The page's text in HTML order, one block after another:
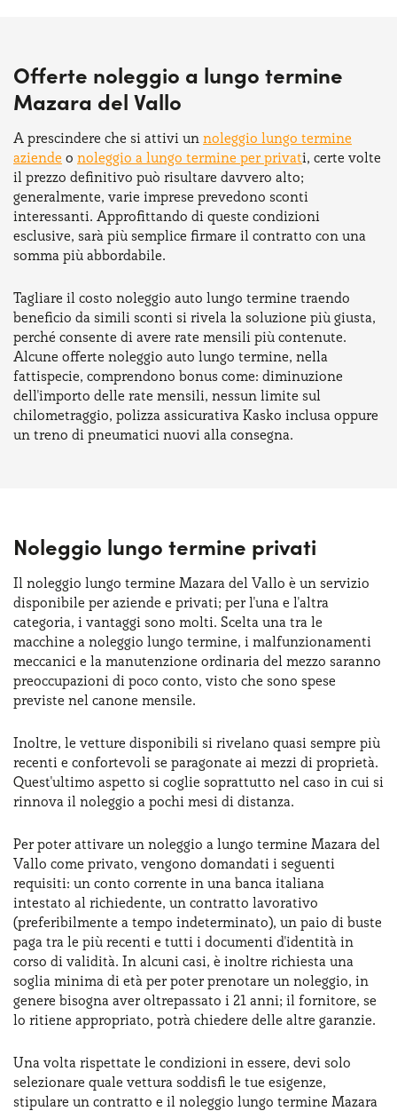
Offerte noleggio a lungo termine
Mazara del Vallo
A prescindere che si attivi un noleggio lungo termine
aziende o noleggio a lungo termine per privati, certe volte
il prezzo definitivo può risultare davvero alto;
generalmente, varie imprese prevedono sconti
interessanti. Approfittando di queste condizioni
esclusive, sarà più semplice firmare il contratto con una
somma più abbordabile.
Tagliare il costo noleggio auto lungo termine traendo
beneficio da simili sconti si rivela la soluzione più giusta,
perché consente di avere rate mensili più contenute.
Alcune offerte noleggio auto lungo termine, nella
fattispecie, comprendono bonus come: diminuzione
dell'importo delle rate mensili, nessun limite sul
chilometraggio, polizza assicurativa Kasko inclusa oppure
un treno di pneumatici nuovi alla consegna.
Noleggio lungo termine privati
Il noleggio lungo termine Mazara del Vallo è un servizio
disponibile per aziende e privati; per l'una e l'altra
categoria, i vantaggi sono molti. Scelta una tra le
macchine a noleggio lungo termine, i malfunzionamenti
meccanici e la manutenzione ordinaria del mezzo saranno
preoccupazioni di poco conto, visto che sono spese
previste nel canone mensile.
Inoltre, le vetture disponibili si rivelano quasi sempre più
recenti e confortevoli se paragonate ai mezzi di proprietà.
Quest'ultimo aspetto si coglie soprattutto nel caso in cui si
rinnova il noleggio a pochi mesi di distanza.
Per poter attivare un noleggio a lungo termine Mazara del
Vallo come privato, vengono domandati i seguenti
requisiti: un conto corrente in una banca italiana
intestato al richiedente, un contratto lavorativo
(preferibilmente a tempo indeterminato), un paio di buste
paga tra le più recenti e tutti i documenti d'identità in
corso di validità. In alcuni casi, è inoltre richiesta una
soglia minima di età per poter prenotare un noleggio, in
genere bisogna aver oltrepassato i 21 anni; il fornitore, se
lo ritiene appropriato, potrà chiedere delle altre garanzie.
Una volta rispettate le condizioni in essere, devi solo
selezionare quale vettura soddisfi le tue esigenze,
stipulare un contratto e il noleggio lungo termine Mazara